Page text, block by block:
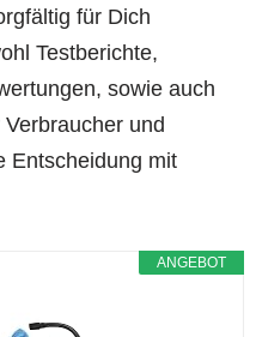
für Dich
Testberichte,
sowie auch
und
Entscheidung mit
ANGEBOT